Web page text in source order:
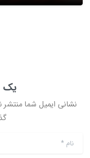
یک
نشانی ایمیل شما
نام*